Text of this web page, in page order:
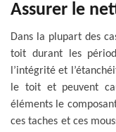
Assurer le
Dans la plupart des
toit durant les
l’intégrité et
le toit et peuvent
éléments le
ces taches et ces